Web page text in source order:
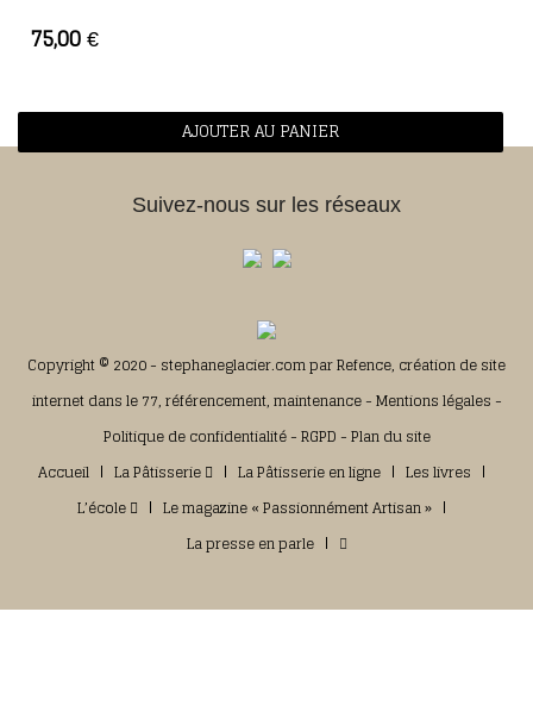
AJOUTER AU PANIER
75,00 €
Suivez-nous sur les réseaux
Copyright © 2020 - stephaneglacier.com parRefence, création de site
internet dans le 77, référencement, maintenance-Mentions légales -
Politique de confidentialité-RGPD -Plan du site
Accueil
La Pâtisserie La Pâtisserie en ligne
Les livres
L’école
Le magazine « Passionnément Artisan »
La presse en parle